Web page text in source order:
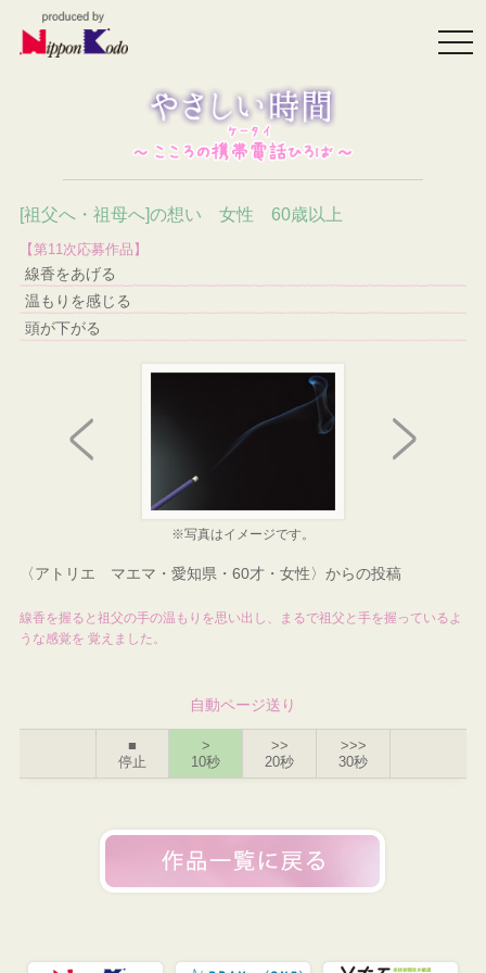
[祖父へ・祖母へ]の想い 女性 60歳以上
【第11次応募作品】
線香をあげる
温もりを感じる
頭が下がる
※写真はイメージです。
〈アトリエ マエマ・愛知県・60才・女性〉からの投稿
線香を握ると祖父の手の温もりを思い出し、まるで祖父と手を握っているよ
うな感覚を 覚えました。
自動ページ送り
■
停止
>
10秒
>>
20秒
>>>
30秒